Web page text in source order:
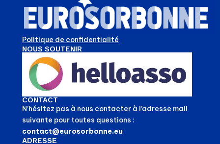
Politique de confidentialité
NOUS SOUTENIR
CONTACT
N’hésitez pas à nous contacter à l’adresse mail
suivante pour toutes questions :
contact@eurosorbonne.eu
ADRESSE